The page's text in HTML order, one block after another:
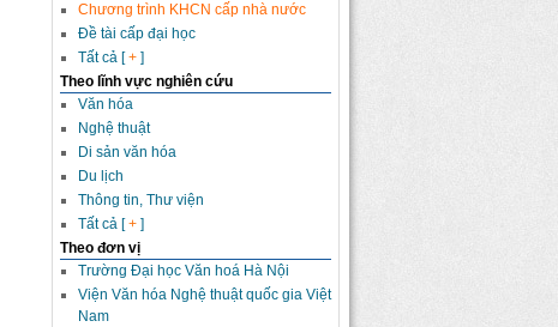
Chương trình KHCN cấp nhà nước
Đề tài cấp đại học
Tất cả [+ ]
Theo lĩnh vực nghiên cứu
Văn hóa
Nghệ thuật
Di sản văn hóa
Du lịch
Thông tin, Thư viện
Tất cả [+ ]
Theo đơn vị
Trường Đại học Văn hoá Hà Nội
Viện Văn hóa Nghệ thuật quốc gia Việt
Nam